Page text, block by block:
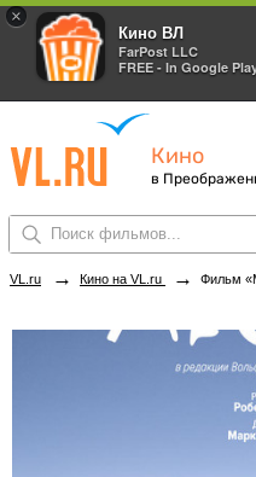
×
Кино ВЛ
FarPost LLC
FREE - In Google
Кино
в
VL.ru → Кино на VL.ru → Фильм